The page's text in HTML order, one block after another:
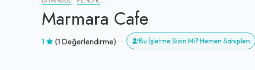
Marmara Cafe
1 (1 Değerlendirme) Bu İşletme Sizin Mi? Hemen Sahiplen